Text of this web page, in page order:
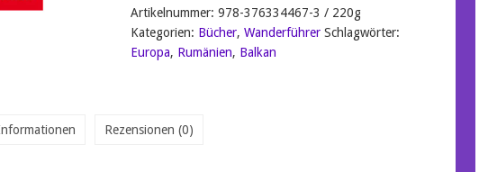
Artikelnummer:978-376334467-3 / 220g
Kategorien: Bücher,Wanderführer Schlagwörter:
Europa, Rumänien, Balkan
Rezensionen (0)